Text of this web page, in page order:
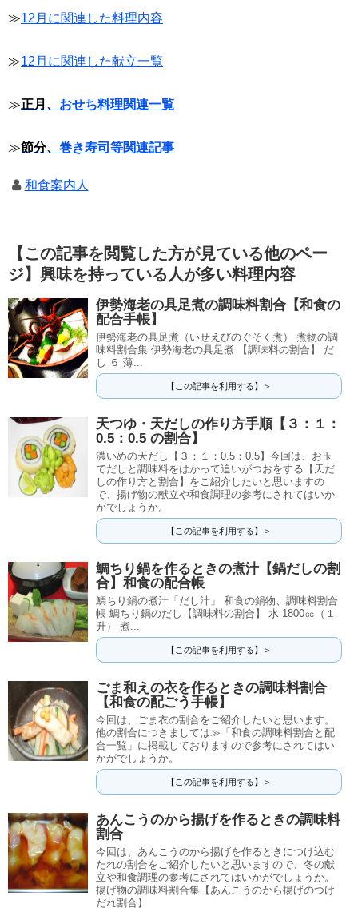
≫12月に関連した料理内容
≫12月に関連した献立一覧
≫正月、 おせち料理関連一覧
≫節分、 巻き寿司等関連記事
和食案内人
【この記事を閲覧した方が見ている他のペー
ジ】興味を持っている人が多い料理内容
伊勢海老の具足煮の調味料割合【和食の
配合手帳】
伊勢海老の具足煮（いせえびのぐそく煮） 煮物の調
味料割合集 伊勢海老の具足煮 【調味料の割合】 だ
し ６ 薄...
【この記事を利用する】＞
天つゆ・天だしの作り方手順【３：１：
0.5：0.5 の割合】
濃いめの天だし【３：１：0.5：0.5】今回は、お玉
でだしと調味料をはかって追いがつおをする【天だ
しの作り方と割合】をご紹介したいと思いますの
で、揚げ物の献立や和食調理の参考にされてはいか
がでしょうか。
【この記事を利用する】＞
鯛ちり鍋を作るときの煮汁【鍋だしの割
合】和食の配合帳
鯛ちり鍋の煮汁「だし汁」 和食の鍋物、調味料割合
帳 鯛ちり鍋のだし【調味料の割合】 水 1800㏄（１
升） 煮...
【この記事を利用する】＞
ごま和えの衣を作るときの調味料割合
【和食の配ごう手帳】
今回は、ごま衣の割合をご紹介したいと思います。
他の割合につきましては≫「和食の調味料割合と配
合一覧」に掲載しておりますので参考にされてはい
かがでしょうか。
【この記事を利用する】＞
あんこうのから揚げを作るときの調味料
割合
今回は、あんこうのから揚げを作るときにつけ込む
たれの割合をご紹介したいと思いますので、冬の献
立や和食調理の参考にされてはいかがでしょうか。
揚げ物の調味料割合集【あんこうのから揚げのつけ
だれ割合】